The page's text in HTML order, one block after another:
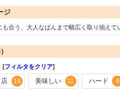
ジ
合う、大人なぱんまで幅広く取り揃え
[フィルタをクリア]
店 14 美味しい 11 ハード 9